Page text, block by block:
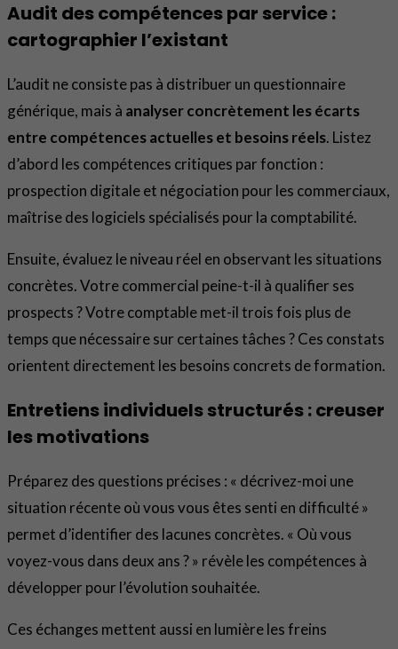
Audit des compétences par service :
cartographier l’existant
L’audit ne consiste pas à distribuer un questionnaire
générique, mais à analyser concrètement les écarts
entre compétences actuelles et besoins réels. Listez
d’abord les compétences critiques par fonction :
prospection digitale et négociation pour les commerciaux,
maîtrise des logiciels spécialisés pour la comptabilité.
Ensuite, évaluez le niveau réel en observant les situations
concrètes. Votre commercial peine-t-il à qualifier ses
prospects ? Votre comptable met-il trois fois plus de
temps que nécessaire sur certaines tâches ? Ces constats
orientent directement les besoins concrets de formation.
Entretiens individuels structurés : creuser
les motivations
Préparez des questions précises : « décrivez-moi une
situation récente où vous vous êtes senti en difficulté »
permet d’identifier des lacunes concrètes. « Où vous
voyez-vous dans deux ans ? » révèle les compétences à
développer pour l’évolution souhaitée.
Ces échanges mettent aussi en lumière les freins